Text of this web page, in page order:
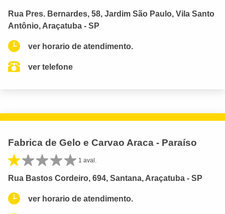
Rua Pres. Bernardes, 58, Jardim São Paulo, Vila Santo
Antônio, Araçatuba - SP
ver horario de atendimento.
ver telefone
Fabrica de Gelo e Carvao Araca - Paraíso
1 aval.
Rua Bastos Cordeiro, 694, Santana, Araçatuba - SP
ver horario de atendimento.